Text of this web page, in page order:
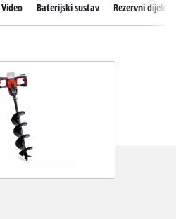
Video Baterijski sustav Rezervni dijelovi